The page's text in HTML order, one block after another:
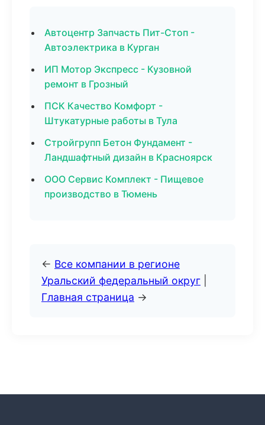
Автоцентр Запчасть Пит-Стоп -
Автоэлектрика в Курган
ИП Мотор Экспресс - Кузовной
ремонт в Грозный
ПСК Качество Комфорт -
Штукатурные работы в Тула
Стройгрупп Бетон Фундамент -
Ландшафтный дизайн в Красноярск
ООО Сервис Комплект - Пищевое
производство в Тюмень
← Все компании в регионе
Уральский федеральный округ
Главная страница →